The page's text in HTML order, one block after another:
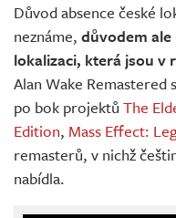
Důvod absence české
neznáme, důvodem
lokalizaci, která jsou
Alan Wake Remastered
po bok projektů The
Edition, Mass Effect:
remasterů, v nichž
nabídla.